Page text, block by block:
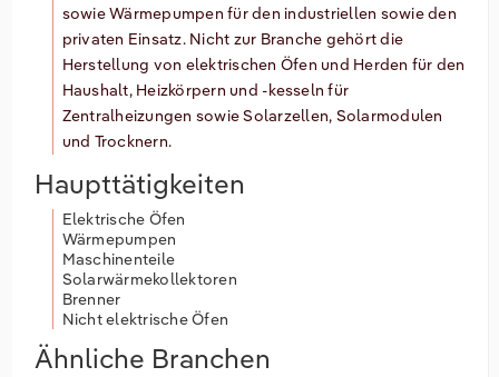
sowie Wärmepumpen für den industriellen sowie den
privaten Einsatz. Nicht zur Branche gehört die
Herstellung von elektrischen Öfen und Herden für den
Haushalt, Heizkörpern und -kesseln für
Zentralheizungen sowie Solarzellen, Solarmodulen
und Trocknern.
Haupttätigkeiten
Elektrische Öfen
Wärmepumpen
Maschinenteile
Solarwärmekollektoren
Brenner
Nicht elektrische Öfen
Ähnliche Branchen